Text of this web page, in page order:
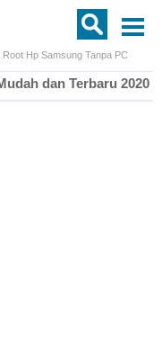
Root Hp Samsung Tanpa PC
dan Terbaru 2020